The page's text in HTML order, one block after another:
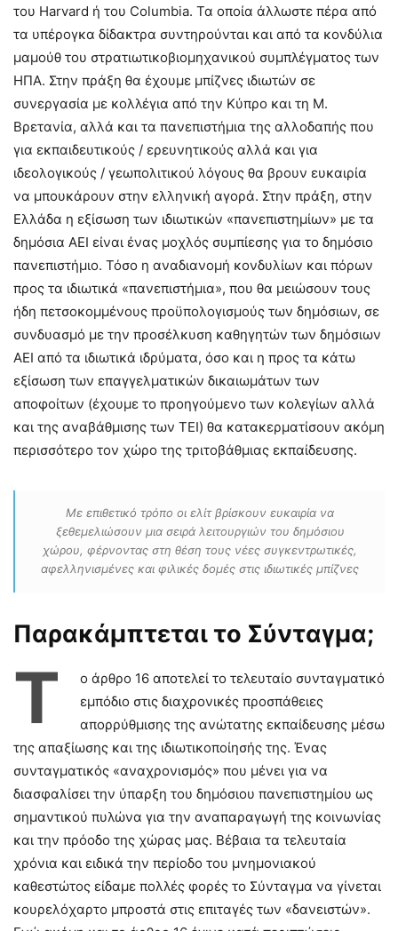
του Harvard ή του Columbia. Τα οποία άλλωστε πέρα από
τα υπέρογκα δίδακτρα συντηρούνται και από τα κονδύλια
μαμούθ του στρατιωτικοβιομηχανικού συμπλέγματος των
ΗΠΑ. Στην πράξη θα έχουμε μπίζνες ιδιωτών σε
συνεργασία με κολλέγια από την Κύπρο και τη Μ.
Βρετανία, αλλά και τα πανεπιστήμια της αλλοδαπής που
για εκπαιδευτικούς / ερευνητικούς αλλά και για
ιδεολογικούς / γεωπολιτικού λόγους θα βρουν ευκαιρία
να μπουκάρουν στην ελληνική αγορά. Στην πράξη, στην
Ελλάδα η εξίσωση των ιδιωτικών «πανεπιστημίων» με τα
δημόσια ΑΕΙ είναι ένας μοχλός συμπίεσης για το δημόσιο
πανεπιστήμιο. Τόσο η αναδιανομή κονδυλίων και πόρων
προς τα ιδιωτικά «πανεπιστήμια», που θα μειώσουν τους
ήδη πετσοκομμένους προϋπολογισμούς των δημόσιων, σε
συνδυασμό με την προσέλκυση καθηγητών των δημόσιων
ΑΕΙ από τα ιδιωτικά ιδρύματα, όσο και η προς τα κάτω
εξίσωση των επαγγελματικών δικαιωμάτων των
αποφοίτων (έχουμε το προηγούμενο των κολεγίων αλλά
και της αναβάθμισης των ΤΕΙ) θα κατακερματίσουν ακόμη
περισσότερο τον χώρο της τριτοβάθμιας εκπαίδευσης.
Με επιθετικό τρόπο οι ελίτ βρίσκουν ευκαιρία να
ξεθεμελιώσουν μια σειρά λειτουργιών του δημόσιου
χώρου, φέρνοντας στη θέση τους νέες συγκεντρωτικές,
αφελληνισμένες και φιλικές δομές στις ιδιωτικές μπίζνες
Παρακάμπτεται το Σύνταγμα;
Τ
ο άρθρο 16 αποτελεί το τελευταίο συνταγματικό
εμπόδιο στις διαχρονικές προσπάθειες
απορρύθμισης της ανώτατης εκπαίδευσης μέσω
της απαξίωσης και της ιδιωτικοποίησής της. Ένας
συνταγματικός «αναχρονισμός» που μένει για να
διασφαλίσει την ύπαρξη του δημόσιου πανεπιστημίου ως
σημαντικού πυλώνα για την αναπαραγωγή της κοινωνίας
και την πρόοδο της χώρας μας. Βέβαια τα τελευταία
χρόνια και ειδικά την περίοδο του μνημονιακού
καθεστώτος είδαμε πολλές φορές το Σύνταγμα να γίνεται
κουρελόχαρτο μπροστά στις επιταγές των «δανειστών».